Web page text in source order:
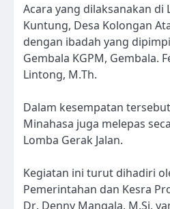
Acara yang dilaksanakan di
Kuntung, Desa Kolongan
dengan ibadah yang
Gembala KGPM, Gembala.
Lintong, M.Th.
Dalam kesempatan
Minahasa juga melepas
Lomba Gerak Jalan.
Kegiatan ini turut dihadiri
Pemerintahan dan Kesra
Dr. Denny Mangala, M.Si,